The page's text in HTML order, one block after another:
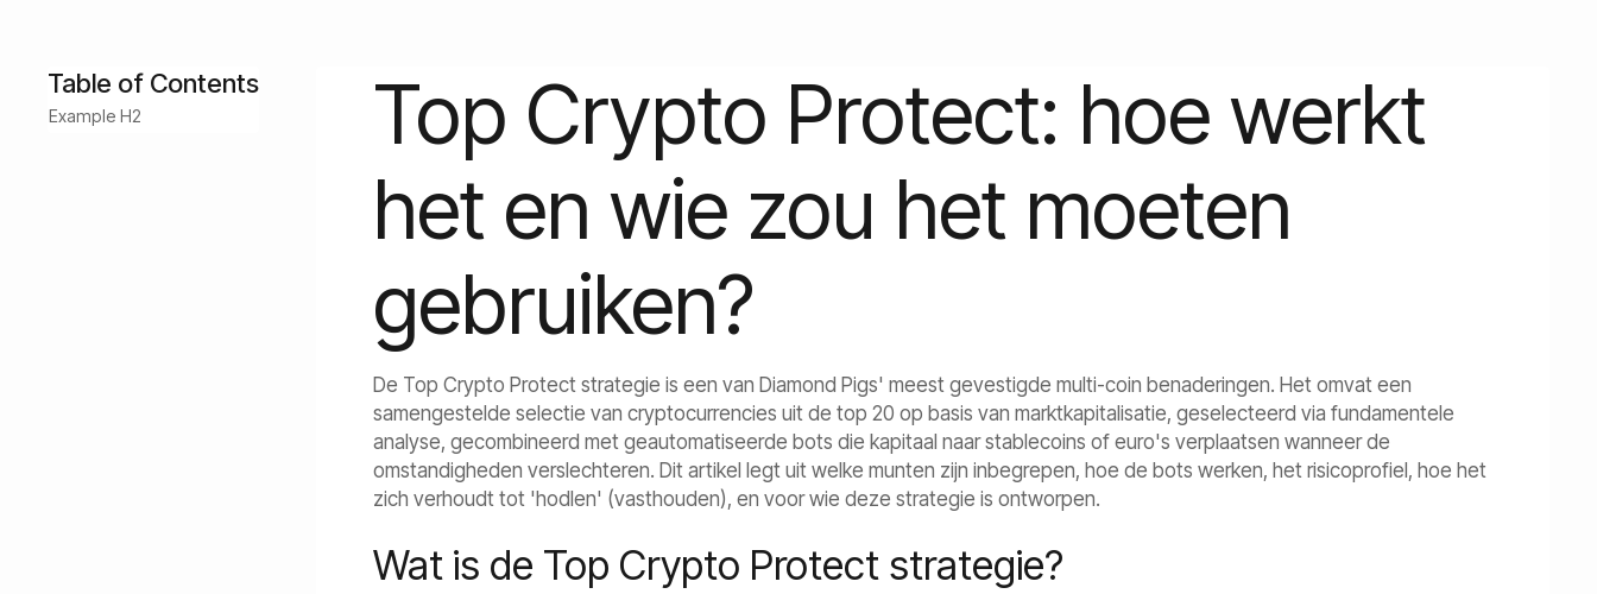
Table of Contents
Example H2
Top Crypto Protect: hoe werkt
het en wie zou het moeten
gebruiken?
De Top Crypto Protect strategie is een van Diamond Pigs' meest gevestigde multi-coin benaderingen. Het omvat een
samengestelde selectie van cryptocurrencies uit de top 20 op basis van marktkapitalisatie, geselecteerd via fundamentele
analyse, gecombineerd met geautomatiseerde bots die kapitaal naar stablecoins of euro's verplaatsen wanneer de
omstandigheden verslechteren. Dit artikel legt uit welke munten zijn inbegrepen, hoe de bots werken, het risicoprofiel, hoe het
zich verhoudt tot 'hodlen' (vasthouden), en voor wie deze strategie is ontworpen.
Wat is de Top Crypto Protect strategie?